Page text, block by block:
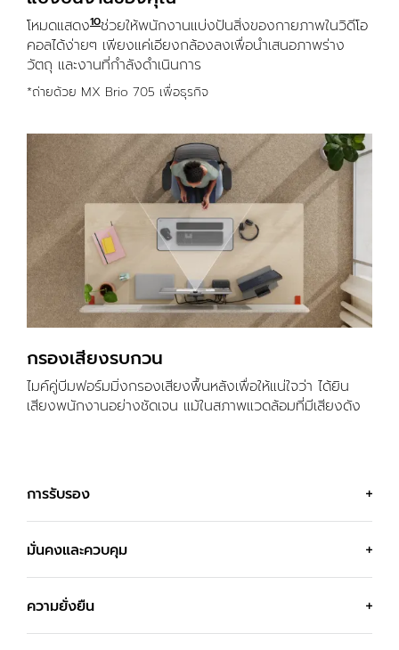
โหมดแสดง10เปิดใช้งานด้วย Logi Tune Logi Tune พร้อมใ
ช่วยให้พนักงานแบ่งปันสิ่งของกายภาพในวิดีโอ
คอลได้ง่ายๆ เพียงแค่เอียงกล้องลงเพื่อนำเสนอภาพร่าง
วัตถุ และงานที่กำลังดำเนินการ
*ถ่ายด้วย MX Brio 705 เพื่อธุรกิจ
กรองเสียงรบกวน
ไมค์คู่บีมฟอร์มมิ่งกรองเสียงพื้นหลังเพื่อให้แน่ใจว่า ได้ยิน
เสียงพนักงานอย่างชัดเจน แม้ในสภาพแวดล้อมที่มีเสียงดัง
การรับรอง
ผ่านการรับรองสำหรับ
ธุรกิจ
MX Brio 705 สำหรับธุรกิจ เข้ากันได้กับระบบปฏิบัติ
มั่นคงและควบคุม
ความยั่งยืน